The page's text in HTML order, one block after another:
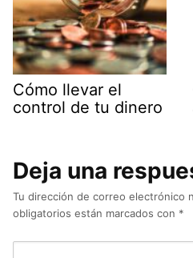
Cómo llevar el
control de tu dinero
Deja una
Tu dirección de correo electrónico
obligatorios están marcados con *